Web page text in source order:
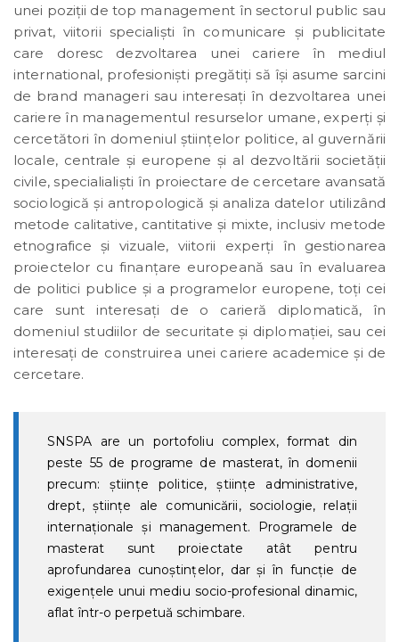
unei poziţii de top management în sectorul public sau
privat, viitorii specialişti în comunicare şi publicitate
care doresc dezvoltarea unei cariere în mediul
international, profesionişti pregătiţi să îşi asume sarcini
de brand manageri sau interesaţi în dezvoltarea unei
cariere în managementul resurselor umane, experți și
cercetători în domeniul științelor politice, al guvernării
locale, centrale și europene și al dezvoltării societății
civile, specialialiști în proiectare de cercetare avansată
sociologică și antropologică și analiza datelor utilizând
metode calitative, cantitative și mixte, inclusiv metode
etnografice și vizuale, viitorii experţi în gestionarea
proiectelor cu finanţare europeană sau în evaluarea
de politici publice şi a programelor europene, toţi cei
care sunt interesaţi de o carieră diplomatică, în
domeniul studiilor de securitate şi diplomaţiei, sau cei
interesaţi de construirea unei cariere academice şi de
cercetare.
SNSPA are un portofoliu complex, format din
peste 55 de programe de masterat, în domenii
precum: științe politice, ştiinţe administrative,
drept, ştiinţe ale comunicării, sociologie, relații
internaționale şi management. Programele de
masterat sunt proiectate atât pentru
aprofundarea cunoştinţelor, dar şi în funcție de
exigențele unui mediu socio-profesional dinamic,
aflat într-o perpetuă schimbare.